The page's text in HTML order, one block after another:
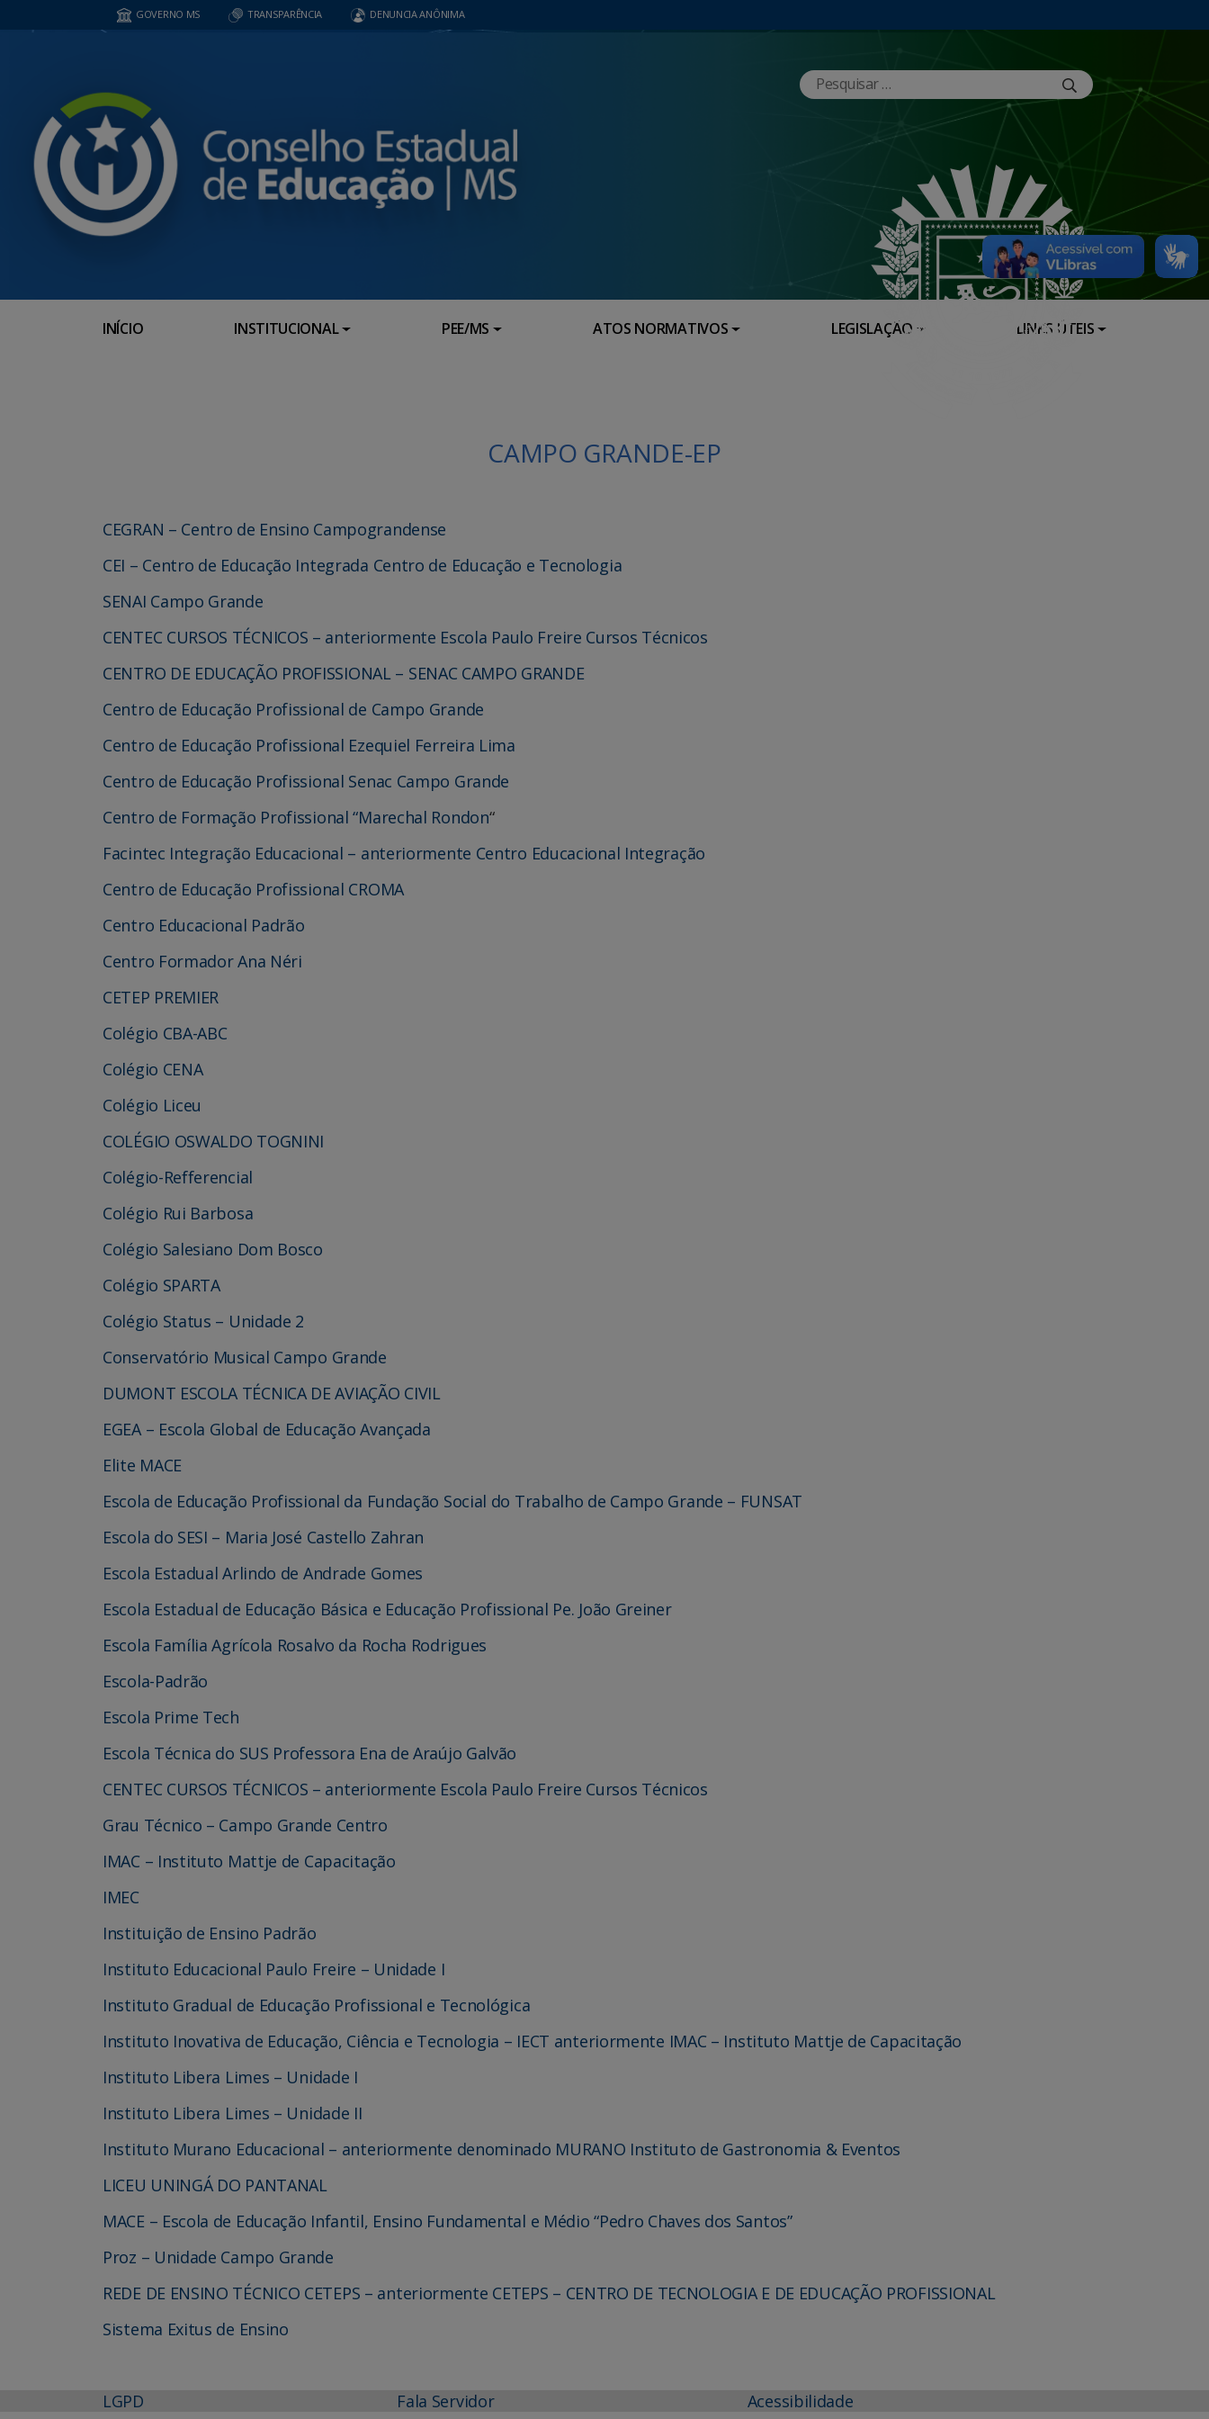
GOVERNO MS TRANSPARÊNCIA DENUNCIA ANÔNIMA
INÍCIO INSTITUCIONAL PEE/MS ATOS NORMATIVOS LEGISLAÇÃO LINKS ÚTEIS
CAMPO GRANDE-EP
CEGRAN – Centro de Ensino Campograndense
CEI – Centro de Educação Integrada Centro de Educação e Tecnologia
SENAI Campo Grande
CENTEC CURSOS TÉCNICOS – anteriormente Escola Paulo Freire Cursos Técnicos
CENTRO DE EDUCAÇÃO PROFISSIONAL – SENAC CAMPO GRANDE
Centro de Educação Profissional de Campo Grande
Centro de Educação Profissional Ezequiel Ferreira Lima
Centro de Educação Profissional Senac Campo Grande
Centro de Formação Profissional “Marechal Rondon“
Facintec Integração Educacional – anteriormente Centro Educacional Integração
Centro de Educação Profissional CROMA
Centro Educacional Padrão
Centro Formador Ana Néri
CETEP PREMIER
Colégio CBA-ABC
Colégio CENA
Colégio Liceu
COLÉGIO OSWALDO TOGNINI
Colégio-Refferencial
Colégio Rui Barbosa
Colégio Salesiano Dom Bosco
Colégio SPARTA
Colégio Status – Unidade 2
Conservatório Musical Campo Grande
DUMONT ESCOLA TÉCNICA DE AVIAÇÃO CIVIL
EGEA – Escola Global de Educação Avançada
Elite MACE
Escola de Educação Profissional da Fundação Social do Trabalho de Campo Grande – FUNSAT
Escola do SESI – Maria José Castello Zahran
Escola Estadual Arlindo de Andrade Gomes
Escola Estadual de Educação Básica e Educação Profissional Pe. João Greiner
Escola Família Agrícola Rosalvo da Rocha Rodrigues
Escola-Padrão
Escola Prime Tech
Escola Técnica do SUS Professora Ena de Araújo Galvão
CENTEC CURSOS TÉCNICOS – anteriormente Escola Paulo Freire Cursos Técnicos
Grau Técnico – Campo Grande Centro
IMAC – Instituto Mattje de Capacitação
IMEC
Instituição de Ensino Padrão
Instituto Educacional Paulo Freire – Unidade I
Instituto Gradual de Educação Profissional e Tecnológica
Instituto Inovativa de Educação, Ciência e Tecnologia – IECT anteriormente IMAC – Instituto Mattje de Capacitação
Instituto Libera Limes – Unidade I
Instituto Libera Limes – Unidade II
Instituto Murano Educacional – anteriormente denominado MURANO Instituto de Gastronomia & Eventos
LICEU UNINGÁ DO PANTANAL
MACE – Escola de Educação Infantil, Ensino Fundamental e Médio “Pedro Chaves dos Santos”
Proz – Unidade Campo Grande
REDE DE ENSINO TÉCNICO CETEPS – anteriormente CETEPS – CENTRO DE TECNOLOGIA E DE EDUCAÇÃO PROFISSIONAL
Sistema Exitus de Ensino
LGPD Fala Servidor Acessibilidade